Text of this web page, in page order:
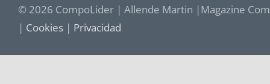
© 2026 CompoLider | Allende Martin |Magazine
| Cookies | Privacidad